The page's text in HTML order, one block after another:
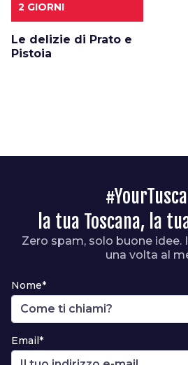
2 GIORNI
Le delizie di Prato e
Pistoia
la tua Toscana, la
Zero spam, solo buone idee.
una volta al
Nome*
Email*